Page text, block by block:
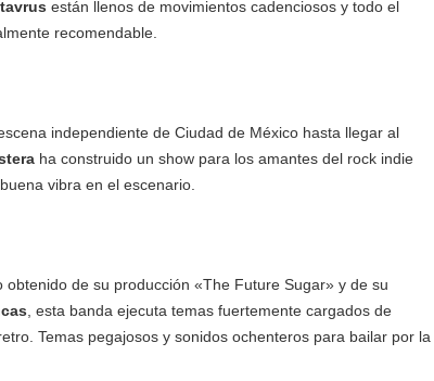
están llenos de movimientos cadenciosos y todo el
recomendable.
independiente de Ciudad de México hasta llegar al
ha construido un show para los amantes del rock indie
vibra en el escenario.
obtenido de su producción «The Future Sugar» y de su
, esta banda ejecuta temas fuertemente cargados de
Temas pegajosos y sonidos ochenteros para bailar por la